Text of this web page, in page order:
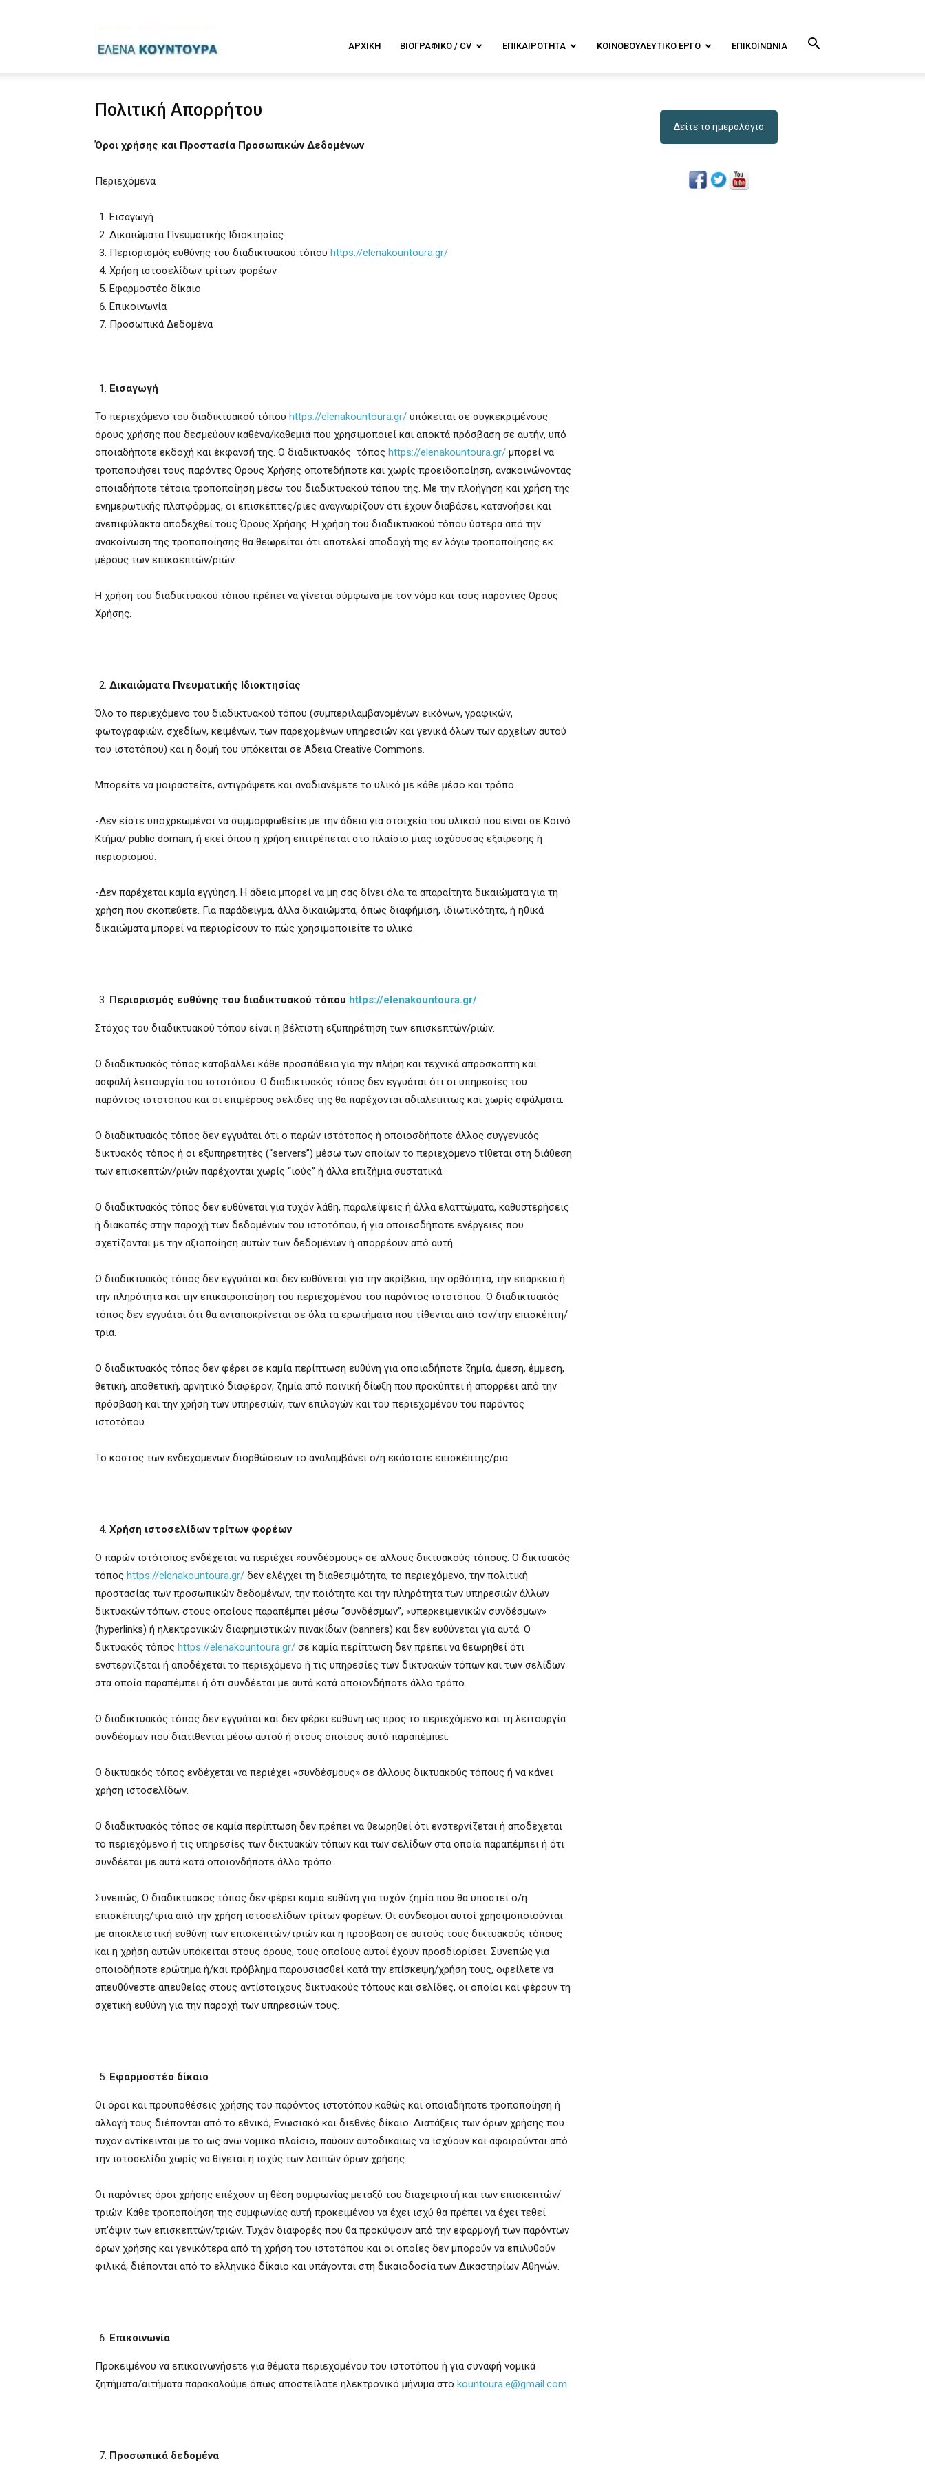
ΑΡΧΙΚΉ ΒΙΟΓΡΑΦΙΚΌ / CV ΕΠΙΚΑΙΡΌΤΗΤΑ ΚΟΙΝΟΒΟΥΛΕΥΤΙΚΌ ΕΡΓΟ ΕΠΙΚΟΙΝΩΝΊΑ
Πολιτική Απορρήτου
Όροι χρήσης και Προστασία Προσωπικών Δεδομένων
Περιεχόμενα
Εισαγωγή
Δικαιώματα Πνευματικής Ιδιοκτησίας
Περιορισμός ευθύνης του διαδικτυακού τόπου https://elenakountoura.gr/
Χρήση ιστοσελίδων τρίτων φορέων
Εφαρμοστέο δίκαιο
Επικοινωνία
Προσωπικά Δεδομένα
Εισαγωγή
Το περιεχόμενο του διαδικτυακού τόπου https://elenakountoura.gr/ υπόκειται σε συγκεκριμένους
όρους χρήσης που δεσμεύουν καθένα/καθεμιά που χρησιμοποιεί και αποκτά πρόσβαση σε αυτήν, υπό
οποιαδήποτε εκδοχή και έκφανσή της. Ο διαδικτυακός τόπος https://elenakountoura.gr/ μπορεί να
τροποποιήσει τους παρόντες Όρους Χρήσης οποτεδήποτε και χωρίς προειδοποίηση, ανακοινώνοντας
οποιαδήποτε τέτοια τροποποίηση μέσω του διαδικτυακού τόπου της. Με την πλοήγηση και χρήση της
ενημερωτικής πλατφόρμας, οι επισκέπτες/ριες αναγνωρίζουν ότι έχουν διαβάσει, κατανοήσει και
ανεπιφύλακτα αποδεχθεί τους Όρους Χρήσης. Η χρήση του διαδικτυακού τόπου ύστερα από την
ανακοίνωση της τροποποίησης θα θεωρείται ότι αποτελεί αποδοχή της εν λόγω τροποποίησης εκ
μέρους των επικσεπτών/ριών.
Η χρήση του διαδικτυακού τόπου πρέπει να γίνεται σύμφωνα με τον νόμο και τους παρόντες Όρους
Χρήσης.
Δικαιώματα Πνευματικής Ιδιοκτησίας
Όλο το περιεχόμενο του διαδικτυακού τόπου (συμπεριλαμβανομένων εικόνων, γραφικών,
φωτογραφιών, σχεδίων, κειμένων, των παρεχομένων υπηρεσιών και γενικά όλων των αρχείων αυτού
του ιστοτόπου) και η δομή του υπόκειται σε Άδεια Creative Commons.
Μπορείτε να μοιραστείτε, αντιγράψετε και αναδιανέμετε το υλικό με κάθε μέσο και τρόπο.
-Δεν είστε υποχρεωμένοι να συμμορφωθείτε με την άδεια για στοιχεία του υλικού που είναι σε Κοινό
Κτήμα/ public domain, ή εκεί όπου η χρήση επιτρέπεται στο πλαίσιο μιας ισχύουσας εξαίρεσης ή
περιορισμού.
-Δεν παρέχεται καμία εγγύηση. Η άδεια μπορεί να μη σας δίνει όλα τα απαραίτητα δικαιώματα για τη
χρήση που σκοπεύετε. Για παράδειγμα, άλλα δικαιώματα, όπως διαφήμιση, ιδιωτικότητα, ή ηθικά
δικαιώματα μπορεί να περιορίσουν το πώς χρησιμοποιείτε το υλικό.
Περιορισμός ευθύνης του διαδικτυακού τόπου https://elenakountoura.gr/
Στόχος του διαδικτυακού τόπου είναι η βέλτιστη εξυπηρέτηση των επισκεπτών/ριών.
Ο διαδικτυακός τόπος καταβάλλει κάθε προσπάθεια για την πλήρη και τεχνικά απρόσκοπτη και
ασφαλή λειτουργία του ιστοτόπου. Ο διαδικτυακός τόπος δεν εγγυάται ότι οι υπηρεσίες του
παρόντος ιστοτόπου και οι επιμέρους σελίδες της θα παρέχονται αδιαλείπτως και χωρίς σφάλματα.
Ο διαδικτυακός τόπος δεν εγγυάται ότι ο παρών ιστότοπος ή οποιοσδήποτε άλλος συγγενικός
δικτυακός τόπος ή οι εξυπηρετητές (“servers”) μέσω των οποίων το περιεχόμενο τίθεται στη διάθεση
των επισκεπτών/ριών παρέχονται χωρίς “ιούς” ή άλλα επιζήμια συστατικά.
Ο διαδικτυακός τόπος δεν ευθύνεται για τυχόν λάθη, παραλείψεις ή άλλα ελαττώματα, καθυστερήσεις
ή διακοπές στην παροχή των δεδομένων του ιστοτόπου, ή για οποιεσδήποτε ενέργειες που
σχετίζονται με την αξιοποίηση αυτών των δεδομένων ή απορρέουν από αυτή.
Ο διαδικτυακός τόπος δεν εγγυάται και δεν ευθύνεται για την ακρίβεια, την ορθότητα, την επάρκεια ή
την πληρότητα και την επικαιροποίηση του περιεχομένου του παρόντος ιστοτόπου. Ο διαδικτυακός
τόπος δεν εγγυάται ότι θα ανταποκρίνεται σε όλα τα ερωτήματα που τίθενται από τον/την επισκέπτη/
τρια.
Ο διαδικτυακός τόπος δεν φέρει σε καμία περίπτωση ευθύνη για οποιαδήποτε ζημία, άμεση, έμμεση,
θετική, αποθετική, αρνητικό διαφέρον, ζημία από ποινική δίωξη που προκύπτει ή απορρέει από την
πρόσβαση και την χρήση των υπηρεσιών, των επιλογών και του περιεχομένου του παρόντος
ιστοτόπου.
Το κόστος των ενδεχόμενων διορθώσεων το αναλαμβάνει ο/η εκάστοτε επισκέπτης/ρια.
Χρήση ιστοσελίδων τρίτων φορέων
Ο παρών ιστότοπος ενδέχεται να περιέχει «συνδέσμους» σε άλλους δικτυακούς τόπους. O δικτυακός
τόπος https://elenakountoura.gr/ δεν ελέγχει τη διαθεσιμότητα, το περιεχόμενο, την πολιτική
προστασίας των προσωπικών δεδομένων, την ποιότητα και την πληρότητα των υπηρεσιών άλλων
δικτυακών τόπων, στους οποίους παραπέμπει μέσω “συνδέσμων”, «υπερκειμενικών συνδέσμων»
(hyperlinks) ή ηλεκτρονικών διαφημιστικών πινακίδων (banners) και δεν ευθύνεται για αυτά. O
δικτυακός τόπος https://elenakountoura.gr/ σε καμία περίπτωση δεν πρέπει να θεωρηθεί ότι
ενστερνίζεται ή αποδέχεται το περιεχόμενο ή τις υπηρεσίες των δικτυακών τόπων και των σελίδων
στα οποία παραπέμπει ή ότι συνδέεται με αυτά κατά οποιονδήποτε άλλο τρόπο.
Ο διαδικτυακός τόπος δεν εγγυάται και δεν φέρει ευθύνη ως προς το περιεχόμενο και τη λειτουργία
συνδέσμων που διατίθενται μέσω αυτού ή στους οποίους αυτό παραπέμπει.
Ο δικτυακός τόπος ενδέχεται να περιέχει «συνδέσμους» σε άλλους δικτυακούς τόπους ή να κάνει
χρήση ιστοσελίδων.
Ο διαδικτυακός τόπος σε καμία περίπτωση δεν πρέπει να θεωρηθεί ότι ενστερνίζεται ή αποδέχεται
το περιεχόμενο ή τις υπηρεσίες των δικτυακών τόπων και των σελίδων στα οποία παραπέμπει ή ότι
συνδέεται με αυτά κατά οποιονδήποτε άλλο τρόπο.
Συνεπώς, Ο διαδικτυακός τόπος δεν φέρει καμία ευθύνη για τυχόν ζημία που θα υποστεί ο/η
επισκέπτης/τρια από την χρήση ιστοσελίδων τρίτων φορέων. Οι σύνδεσμοι αυτοί χρησιμοποιούνται
με αποκλειστική ευθύνη των επισκεπτών/τριών και η πρόσβαση σε αυτούς τους δικτυακούς τόπους
και η χρήση αυτών υπόκειται στους όρους, τους οποίους αυτοί έχουν προσδιορίσει. Συνεπώς για
οποιοδήποτε ερώτημα ή/και πρόβλημα παρουσιασθεί κατά την επίσκεψη/χρήση τους, οφείλετε να
απευθύνεστε απευθείας στους αντίστοιχους δικτυακούς τόπους και σελίδες, οι οποίοι και φέρουν τη
σχετική ευθύνη για την παροχή των υπηρεσιών τους.
Εφαρμοστέο δίκαιο
Οι όροι και προϋποθέσεις χρήσης του παρόντος ιστοτόπου καθώς και οποιαδήποτε τροποποίηση ή
αλλαγή τους διέπονται από το εθνικό, Ενωσιακό και διεθνές δίκαιο. Διατάξεις των όρων χρήσης που
τυχόν αντίκεινται με το ως άνω νομικό πλαίσιο, παύουν αυτοδικαίως να ισχύουν και αφαιρούνται από
την ιστοσελίδα χωρίς να θίγεται η ισχύς των λοιπών όρων χρήσης.
Οι παρόντες όροι χρήσης επέχουν τη θέση συμφωνίας μεταξύ του διαχειριστή και των επισκεπτών/
τριών. Κάθε τροποποίηση της συμφωνίας αυτή προκειμένου να έχει ισχύ θα πρέπει να έχει τεθεί
υπ’όψιν των επισκεπτών/τριών. Τυχόν διαφορές που θα προκύψουν από την εφαρμογή των παρόντων
όρων χρήσης και γενικότερα από τη χρήση του ιστοτόπου και οι οποίες δεν μπορούν να επιλυθούν
φιλικά, διέπονται από το ελληνικό δίκαιο και υπάγονται στη δικαιοδοσία των Δικαστηρίων Αθηνών.
Επικοινωνία
Προκειμένου να επικοινωνήσετε για θέματα περιεχομένου του ιστοτόπου ή για συναφή νομικά
ζητήματα/αιτήματα παρακαλούμε όπως αποστείλατε ηλεκτρονικό μήνυμα στο kountoura.e@gmail.com
Προσωπικά δεδομένα
Δείτε το ημερολόγιο